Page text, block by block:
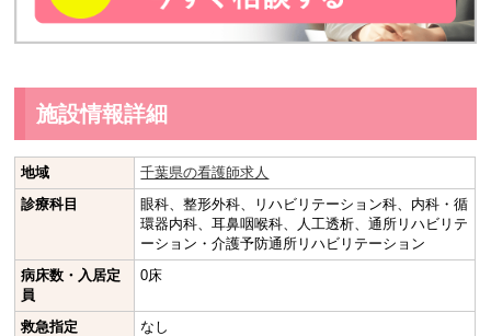
施設情報詳細
地域
千葉県の看護師求人
診療科目
眼科、整形外科、リハビリテーション科、内科・循
環器内科、耳鼻咽喉科、人工透析、通所リハビリテ
ーション・介護予防通所リハビリテーション
病床数・入居定
員
0床
救急指定
なし